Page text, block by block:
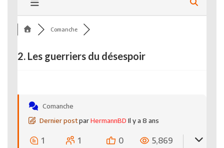
Comanche
2. Les guerriers du désespoir
Comanche
Dernier postparHermannBD Il y a 8 ans
1 1 0 5,869